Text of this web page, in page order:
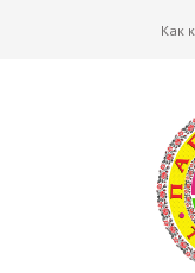
Как